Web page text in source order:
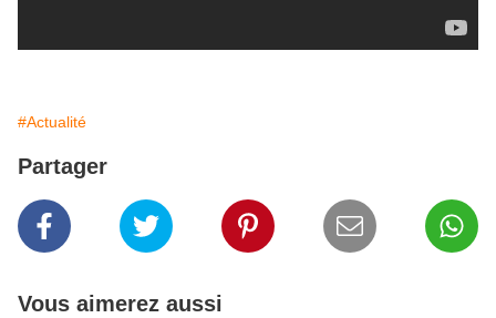
#Actualité
Partager
Vous aimerez aussi